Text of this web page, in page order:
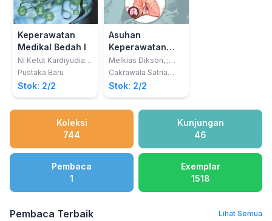
Keperawatan
Medikal Bedah I
Ni Ketut Kardiyudiani,
Brigitta Ayu Dwi
Pustaka Baru
Stok: 2/2
Asuhan
Keperawatan
Medikal Bedah
Gangguan
Sistem
Pernapasan
dengan Aplikasi
Keperawatan
Indonesia)
Melkias Dikson,.;
Agustina Sisilia Wati
Cakrawala Satria
Mandiri
Stok: 2/2
Koleksi
744
Kunjungan
46
Pembaca
1
Exemplar
1518
Pembaca Terbaik Lihat Semua